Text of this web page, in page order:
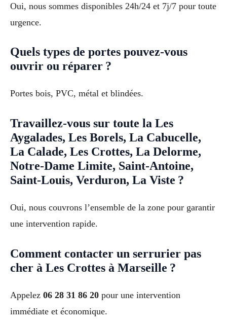
Oui, nous sommes disponibles 24h/24 et 7j/7 pour toute
urgence.
Quels types de portes pouvez-vous
ouvrir ou réparer ?
Portes bois, PVC, métal et blindées.
Travaillez-vous sur toute la Les
Aygalades, Les Borels, La Cabucelle,
La Calade, Les Crottes, La Delorme,
Notre-Dame Limite, Saint-Antoine,
Saint-Louis, Verduron, La Viste ?
Oui, nous couvrons l’ensemble de la zone pour garantir
une intervention rapide.
Comment contacter un serrurier pas
cher à Les Crottes à Marseille ?
Appelez 06 28 31 86 20 pour une intervention
immédiate et économique.